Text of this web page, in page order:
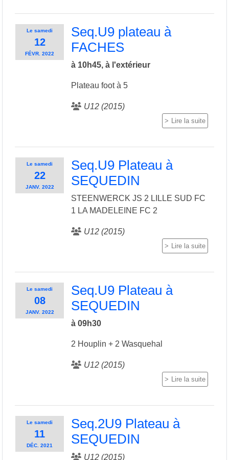
Lesamedi
12
FÉVR. 2022
Seq.U9 plateau à
FACHES
à 10h45, à l'extérieur
Plateau foot à 5
U12 (2015)
Lire la suite
Lesamedi
22
JANV. 2022
Seq.U9 Plateau à
SEQUEDIN
STEENWERCK JS 2 LILLE SUD FC
1 LA MADELEINE FC 2
U12 (2015)
Lire la suite
Lesamedi
08
JANV. 2022
Seq.U9 Plateau à
SEQUEDIN
à 09h30
2 Houplin + 2 Wasquehal
U12 (2015)
Lire la suite
Lesamedi
11
DÉC. 2021
Seq.2U9 Plateau à
SEQUEDIN
U12 (2015)